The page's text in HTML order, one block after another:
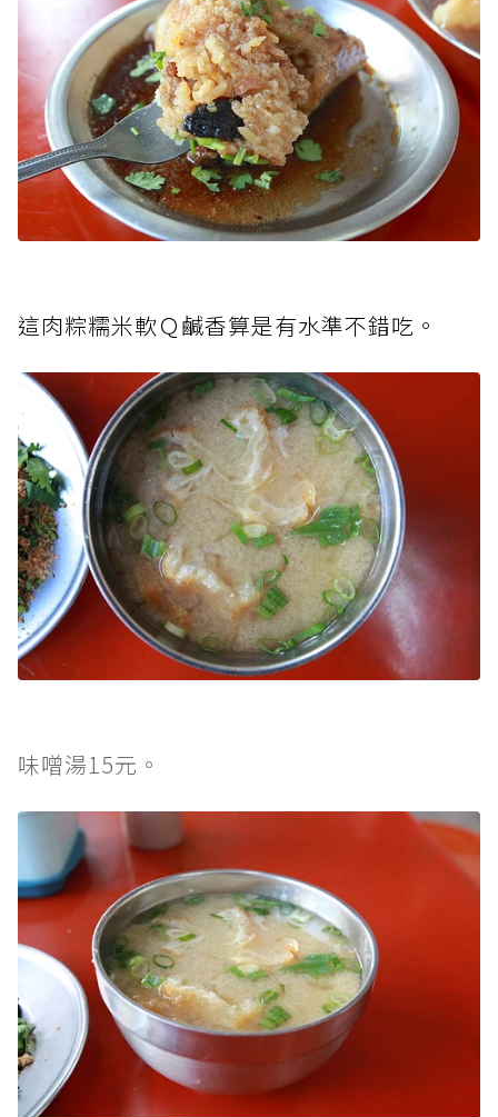
這肉粽糯米軟Ｑ鹹香算是有水準不錯吃。
味噌湯15元。